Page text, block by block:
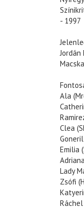
- 1997
Ala
Clea
Emilia
Lady
Zsófi